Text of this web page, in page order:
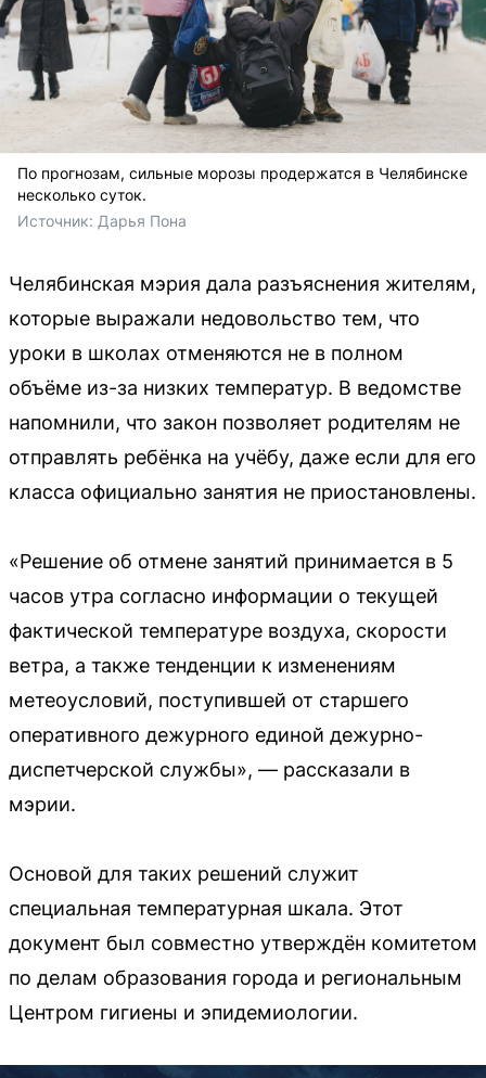
По прогнозам, сильные морозы продержатся в Челябинске
несколько суток.
Источник: Дарья Пона
Челябинская мэрия дала разъяснения жителям,
которые выражали недовольство тем, что
уроки в школах отменяются не в полном
объёме из-за низких температур. В ведомстве
напомнили, что закон позволяет родителям не
отправлять ребёнка на учёбу, даже если для его
класса официально занятия не приостановлены.
«Решение об отмене занятий принимается в 5
часов утра согласно информации о текущей
фактической температуре воздуха, скорости
ветра, а также тенденции к изменениям
метеоусловий, поступившей от старшего
оперативного дежурного единой дежурно-
диспетчерской службы», — рассказали в
мэрии.
Основой для таких решений служит
специальная температурная шкала. Этот
документ был совместно утверждён комитетом
по делам образования города и региональным
Центром гигиены и эпидемиологии.